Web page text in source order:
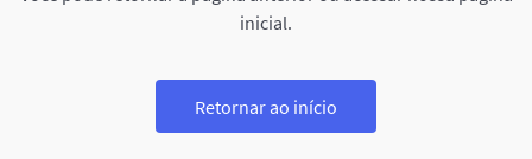
inicial.
Retornar ao início